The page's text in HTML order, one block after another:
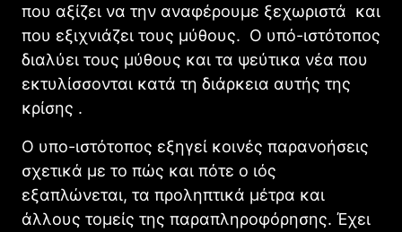
που αξίζει να την αναφέρουμε ξεχωριστά και
που εξιχνιάζει τους μύθους. Ο υπό-ιστότοπος
διαλύει τους μύθους και τα ψεύτικα νέα που
εκτυλίσσονται κατά τη διάρκεια αυτής της
κρίσης .
Ο υπο-ιστότοπος εξηγεί κοινές παρανοήσεις
σχετικά με το πώς και πότε ο ιός
εξαπλώνεται, τα προληπτικά μέτρα και
άλλους τομείς της παραπληροφόρησης. Έχει